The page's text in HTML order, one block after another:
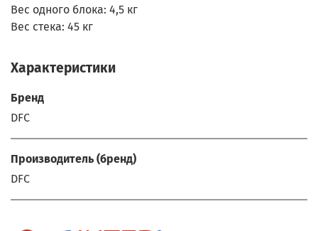
Вес одного блока: 4,5 кг
Вес стека: 45 кг
Характеристики
Бренд
DFC
Производитель (бренд)
DFC